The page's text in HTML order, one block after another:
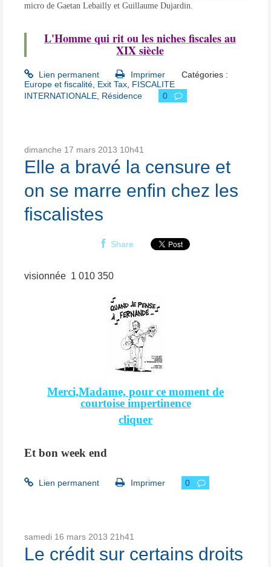
micro de Gaetan Lebailly et Guillaume Dujardin.
L'Homme qui rit ou les niches fiscales au
XIX siècle
Lien permanent Imprimer
Catégories :
Europe et fiscalité Exit Tax FISCALITE
INTERNATIONALE Résidence 0
dimanche 17 mars 2013 10h41
Elle a bravé la censure et
on se marre enfin chez les
fiscalistes
Share
visionnée 1 010 350
Merci,Madame, pour ce moment de
courtoise impertinence
cliquer
Et bon week end
Lien permanent Imprimer 0
samedi 16 mars 2013 21h41
Le crédit sur certains droits